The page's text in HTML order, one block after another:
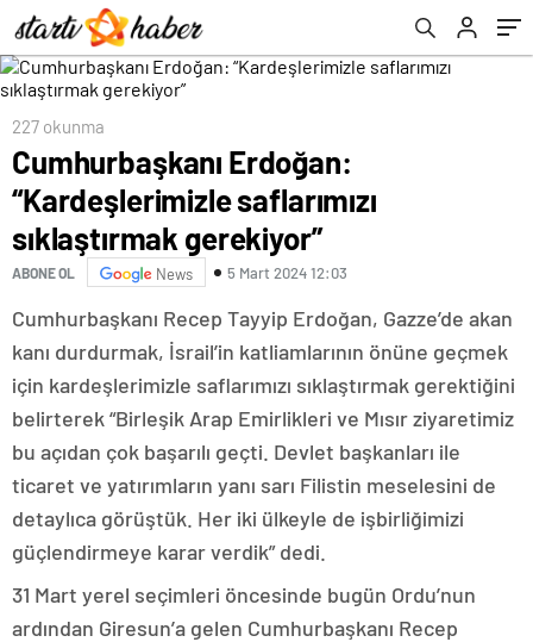
227 okunma
Cumhurbaşkanı Erdoğan:
“Kardeşlerimizle saflarımızı
sıklaştırmak gerekiyor”
ABONE OL News 5 Mart 2024 12:03
Cumhurbaşkanı Recep Tayyip Erdoğan, Gazze’de akan
kanı durdurmak, İsrail’in katliamlarının önüne geçmek
için kardeşlerimizle saflarımızı sıklaştırmak gerektiğini
belirterek “Birleşik Arap Emirlikleri ve Mısır ziyaretimiz
bu açıdan çok başarılı geçti. Devlet başkanları ile
ticaret ve yatırımların yanı sarı Filistin meselesini de
detaylıca görüştük. Her iki ülkeyle de işbirliğimizi
güçlendirmeye karar verdik” dedi.
31 Mart yerel seçimleri öncesinde bugün Ordu’nun
ardından Giresun’a gelen Cumhurbaşkanı Recep